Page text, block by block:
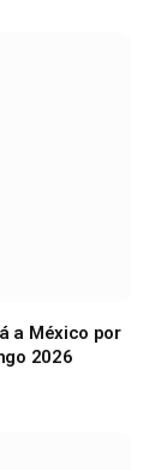
a México por
2026